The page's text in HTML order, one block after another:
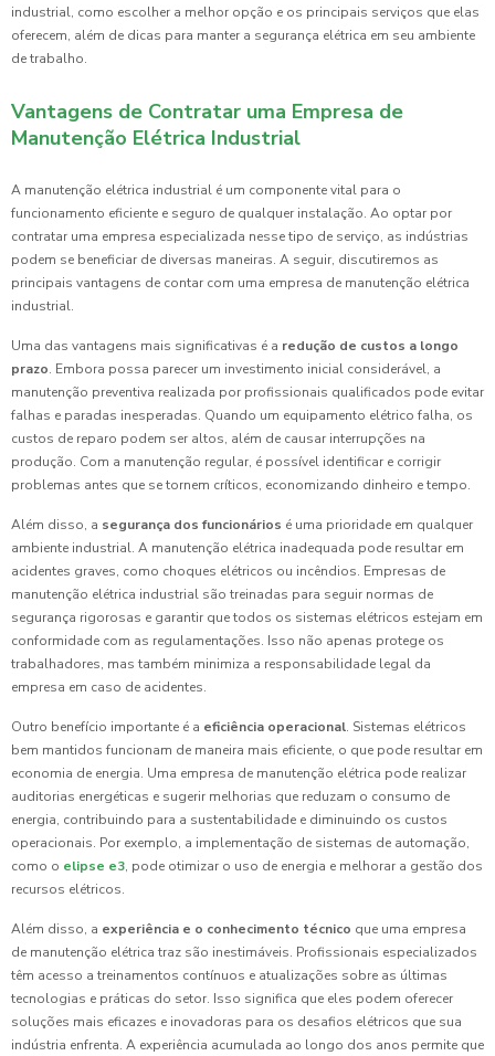
industrial, como escolher a melhor opção e os principais serviços que elas
oferecem, além de dicas para manter a segurança elétrica em seu ambiente
de trabalho.
Vantagens de Contratar uma Empresa de
Manutenção Elétrica Industrial
A manutenção elétrica industrial é um componente vital para o
funcionamento eficiente e seguro de qualquer instalação. Ao optar por
contratar uma empresa especializada nesse tipo de serviço, as indústrias
podem se beneficiar de diversas maneiras. A seguir, discutiremos as
principais vantagens de contar com uma empresa de manutenção elétrica
industrial.
Uma das vantagens mais significativas é a redução de custos a longo
prazo. Embora possa parecer um investimento inicial considerável, a
manutenção preventiva realizada por profissionais qualificados pode evitar
falhas e paradas inesperadas. Quando um equipamento elétrico falha, os
custos de reparo podem ser altos, além de causar interrupções na
produção. Com a manutenção regular, é possível identificar e corrigir
problemas antes que se tornem críticos, economizando dinheiro e tempo.
Além disso, a segurança dos funcionários é uma prioridade em qualquer
ambiente industrial. A manutenção elétrica inadequada pode resultar em
acidentes graves, como choques elétricos ou incêndios. Empresas de
manutenção elétrica industrial são treinadas para seguir normas de
segurança rigorosas e garantir que todos os sistemas elétricos estejam em
conformidade com as regulamentações. Isso não apenas protege os
trabalhadores, mas também minimiza a responsabilidade legal da
empresa em caso de acidentes.
Outro benefício importante é a eficiência operacional. Sistemas elétricos
bem mantidos funcionam de maneira mais eficiente, o que pode resultar em
economia de energia. Uma empresa de manutenção elétrica pode realizar
auditorias energéticas e sugerir melhorias que reduzam o consumo de
energia, contribuindo para a sustentabilidade e diminuindo os custos
operacionais. Por exemplo, a implementação de sistemas de automação,
como o elipse e3, pode otimizar o uso de energia e melhorar a gestão dos
recursos elétricos.
Além disso, a experiência e o conhecimento técnico que uma empresa
de manutenção elétrica traz são inestimáveis. Profissionais especializados
têm acesso a treinamentos contínuos e atualizações sobre as últimas
tecnologias e práticas do setor. Isso significa que eles podem oferecer
soluções mais eficazes e inovadoras para os desafios elétricos que sua
indústria enfrenta. A experiência acumulada ao longo dos anos permite que